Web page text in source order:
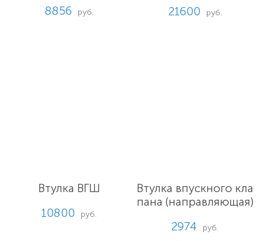
8856
руб.
21600
руб.
Втулка ВГШ
10800
руб.
Втулка впускного кла
пана (направляющая)
2974
руб.